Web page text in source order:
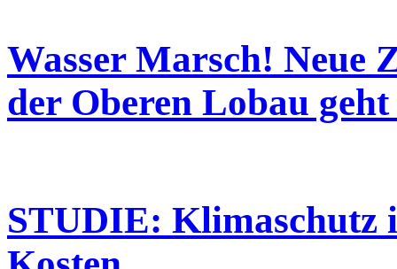
Wasser Marsch! Neue
der Oberen Lobau
STUDIE: Klimaschutz